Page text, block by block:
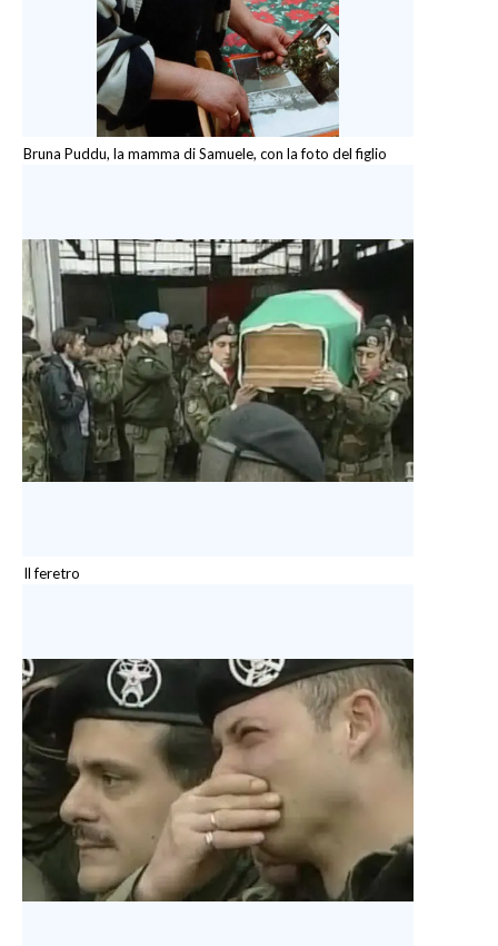
Bruna Puddu, la mamma di Samuele, con la foto del figlio
Il feretro